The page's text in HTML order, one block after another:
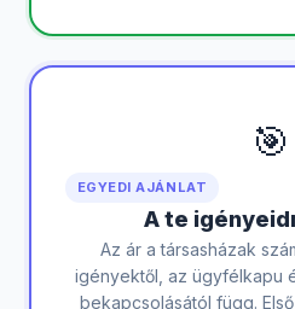
🎯
EGYEDI AJÁNLAT
A te
Az ár a társasházak
igényektől, az ügyfélkapu
bekapcsolásától függ.